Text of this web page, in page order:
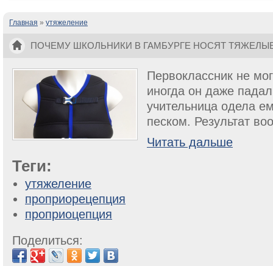
Вы здесь
Главная » утяжеление
ПОЧЕМУ ШКОЛЬНИКИ В ГАМБУРГЕ НОСЯТ
Первоклассник не
иногда он даже
учительница одела
песком. Результат
Читать дальше
Теги:
утяжеление
проприорецепция
проприоцепция
Поделиться: